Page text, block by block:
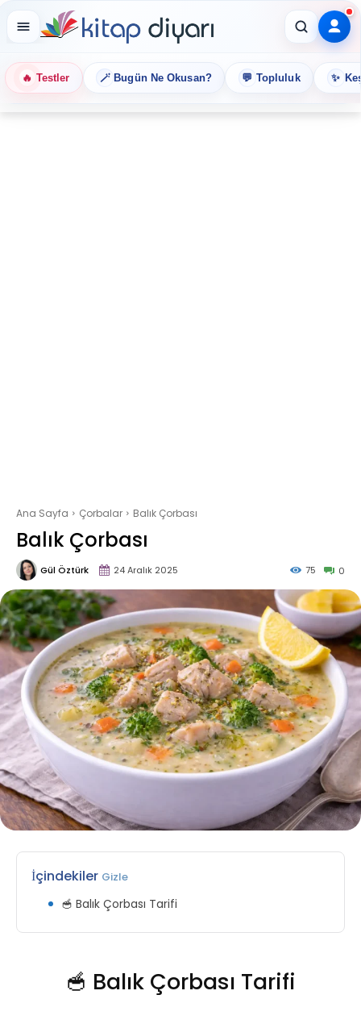
🔥 Testler 🪄 Bugün Ne Okusan? 💬 Topluluk ✨
Ana Sayfa Çorbalar Balık Çorbası
Balık Çorbası
Gül Öztürk 24 Aralık 2025 0
75
İçindekiler Gizle
🥣 Balık Çorbası Tarifi
🥣 Balık Çorbası Tarifi